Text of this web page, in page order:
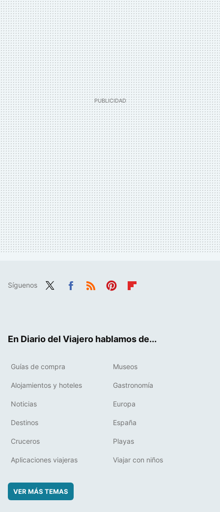
Síguenos
En Diario del Viajero hablamos de...
Guías de compra Museos
Alojamientos y hoteles Gastronomía
Noticias Europa
Destinos España
Cruceros Playas
Aplicaciones viajeras Viajar con niños
VER MÁS TEMAS